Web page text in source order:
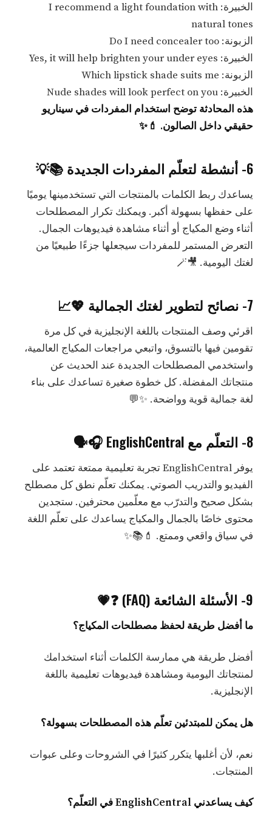
الخبيرة: I recommend a light foundation with
natural tones
الزبونة: Do I need concealer too
الخبيرة: Yes, it will help brighten your under eyes
الزبونة: Which lipstick shade suits me
الخبيرة: Nude shades will look perfect on you
هذه المحادثة توضح استخدام المفردات في سيناريو
حقيقي داخل الصالون. 💄✨
6- أنشطة لتعلّم المفردات الجديدة 📚💡
يساعدك ربط الكلمات بالمنتجات التي تستخدمينها يوميًا
على حفظها بسهولة أكبر. ويمكنك تكرار المصطلحات
أثناء وضع المكياج أو أثناء مشاهدة فيديوهات الجمال.
التعرض المستمر للمفردات سيجعلها جزءًا طبيعيًا من
لغتك اليومية. 🎥🪄
7- نصائح لتطوير لغتك الجمالية 💖📈
اقرئي وصف المنتجات باللغة الإنجليزية في كل مرة
تقومين فيها بالتسوق، واتبعي مراجعات المكياج العالمية،
واستخدمي المصطلحات الجديدة عند الحديث عن
منتجاتك المفضلة. كل خطوة صغيرة تساعدك على بناء
لغة جمالية قوية وواضحة. ✨💬
8- التعلّم مع EnglishCentral 🎧🗣️
يوفر EnglishCentral تجربة تعليمية ممتعة تعتمد على
الفيديو والتدريب الصوتي. يمكنك تعلّم نطق كل مصطلح
بشكل صحيح والتدرّب مع معلّمين محترفين. ستجدين
محتوى خاصًا بالجمال والمكياج يساعدك على تعلّم اللغة
في سياق واقعي وممتع. 💄📚✨
9- الأسئلة الشائعة (FAQ) ❓💗
ما أفضل طريقة لحفظ مصطلحات المكياج؟
أفضل طريقة هي ممارسة الكلمات أثناء استخدامك
لمنتجاتك اليومية ومشاهدة فيديوهات تعليمية باللغة
الإنجليزية.
هل يمكن للمبتدئين تعلّم هذه المصطلحات بسهولة؟
نعم، لأن أغلبها يتكرر كثيرًا في الشروحات وعلى عبوات
المنتجات.
كيف يساعدني EnglishCentral في التعلّم؟